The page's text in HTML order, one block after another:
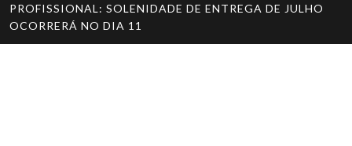
PROFISSIONAL: SOLENIDADE DE ENTREGA DE JULHO
OCORRERÁ NO DIA 11